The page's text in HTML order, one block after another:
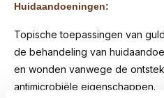
Huidaandoeningen:
Topische toepassingen van
de behandeling van
en wonden vanwege de
antimicrobiële eigenschappen.